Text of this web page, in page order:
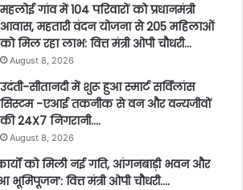
महलोई गांव में 104 परिवारों को प्रधानमंत्री
आवास, महतारी वंदन योजना से 205 महिलाओं
को मिल रहा लाभ: वित्त मंत्री ओपी चौधरी…
August 8, 2026
उदंती-सीतानदी में शुरू हुआ स्मार्ट सर्विलांस
सिस्टम -एआई तकनीक से वन और वन्यजीवों
की 24X7 निगरानी….
August 8, 2026
को मिली नई गति, आंगनबाड़ी भवन और
वित्त मंत्री ओपी चौधरी….